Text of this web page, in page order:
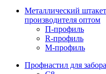
Металлический
производителя оптом
П-профиль
R-профиль
М-профиль
Профнастил для забора